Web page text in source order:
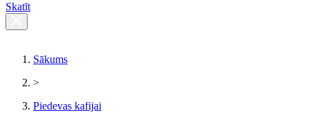
Skatīt
Sākums
>
Piedevas kafijai